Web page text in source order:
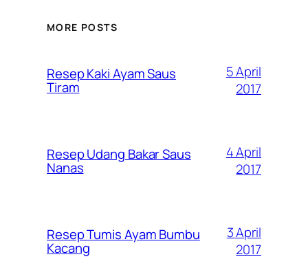
MORE POSTS
Resep Kaki Ayam Saus
Tiram
5 April
2017
Resep Udang Bakar Saus
Nanas
4 April
2017
Resep Tumis Ayam Bumbu
Kacang
3 April
2017